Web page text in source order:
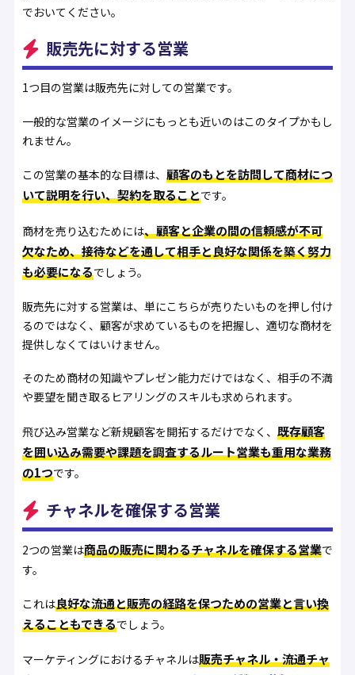
でおいてください。
販売先に対する営業
1つ目の営業は販売先に対しての営業です。
一般的な営業のイメージにもっとも近いのはこのタイプかもし
れません。
この営業の基本的な目標は、 顧客のもとを訪問して商材につ
いて説明を行い、契約を取ることです。
商材を売り込むためには、顧客と企業の間の信頼感が不可
欠なため、接待などを通して相手と良好な関係を築く努力
も必要になるでしょう。
販売先に対する営業は、単にこちらが売りたいものを押し付け
るのではなく、顧客が求めているものを把握し、適切な商材を
提供しなくてはいけません。
そのため商材の知識やプレゼン能力だけではなく、相手の不満
や要望を聞き取るヒアリングのスキルも求められます。
飛び込み営業など新規顧客を開拓するだけでなく、 既存顧客
を囲い込み需要や課題を調査するルート営業も重用な業務
の1つです。
チャネルを確保する営業
2つの営業は商品の販売に関わるチャネルを確保する営業で
す。
これは良好な流通と販売の経路を保つための営業と言い換
えることもできるでしょう。
マーケティングにおけるチャネルは販売チャネル・流通チャ